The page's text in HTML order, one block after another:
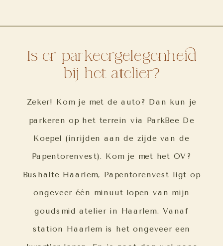
Zeker! Kom je met de auto? Dan kun je
parkeren op het terrein via ParkBee De
Koepel (inrijden aan de zijde van de
Papentorenvest). Kom je met het OV?
Bushalte Haarlem, Papentorenvest ligt op
ongeveer één minuut lopen van mijn
goudsmid atelier in Haarlem. Vanaf
station Haarlem is het ongeveer een
Is er parkeergelegenheid
bij het atelier?